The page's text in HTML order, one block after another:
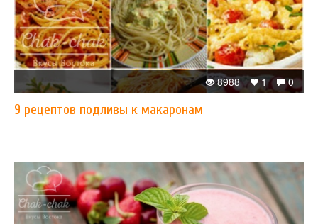
0
1
8988
​9 рецептов подливы к макаронам